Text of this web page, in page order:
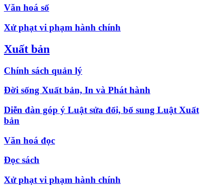
Văn hoá số
Xử phạt vi phạm hành chính
Xuất bản
Chính sách quản lý
Đời sống Xuất bản, In và Phát hành
Diễn đàn góp ý Luật sửa đổi, bổ sung Luật Xuất
bản
Văn hoá đọc
Đọc sách
Xử phạt vi phạm hành chính